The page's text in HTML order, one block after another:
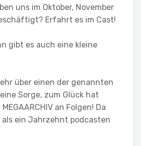
uns im Oktober, November
Erfahrt es im Cast!
gibt es auch eine kleine
über einen der genannten
Sorge, zum Glück hat
an Folgen! Da
ein Jahrzehnt podcasten